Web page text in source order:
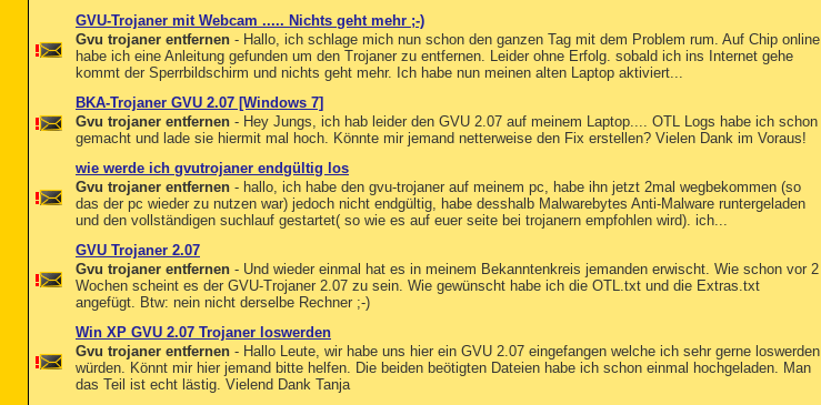
GVU-Trojaner mit Webcam ..... Nichts geht mehr ;-)
Gvu trojaner entfernen - Hallo, ich schlage mich nun schon den ganzen Tag mit dem Problem rum. Auf Chip online
habe ich eine Anleitung gefunden um den Trojaner zu entfernen. Leider ohne Erfolg. sobald ich ins Internet gehe
kommt der Sperrbildschirm und nichts geht mehr. Ich habe nun meinen alten Laptop aktiviert...
BKA-Trojaner GVU 2.07 [Windows 7]
Gvu trojaner entfernen - Hey Jungs, ich hab leider den GVU 2.07 auf meinem Laptop.... OTL Logs habe ich schon
gemacht und lade sie hiermit mal hoch. Könnte mir jemand netterweise den Fix erstellen? Vielen Dank im Voraus!
wie werde ich gvutrojaner endgültig los
Gvu trojaner entfernen - hallo, ich habe den gvu-trojaner auf meinem pc, habe ihn jetzt 2mal wegbekommen (so
das der pc wieder zu nutzen war) jedoch nicht endgültig, habe desshalb Malwarebytes Anti-Malware runtergeladen
und den vollständigen suchlauf gestartet( so wie es auf euer seite bei trojanern empfohlen wird). ich...
GVU Trojaner 2.07
Gvu trojaner entfernen - Und wieder einmal hat es in meinem Bekanntenkreis jemanden erwischt. Wie schon vor 2
Wochen scheint es der GVU-Trojaner 2.07 zu sein. Wie gewünscht habe ich die OTL.txt und die Extras.txt
angefügt. Btw: nein nicht derselbe Rechner ;-)
Win XP GVU 2.07 Trojaner loswerden
Gvu trojaner entfernen - Hallo Leute, wir habe uns hier ein GVU 2.07 eingefangen welche ich sehr gerne loswerden
würden. Könnt mir hier jemand bitte helfen. Die beiden beötigten Dateien habe ich schon einmal hochgeladen. Man
das Teil ist echt lästig. Vielend Dank Tanja